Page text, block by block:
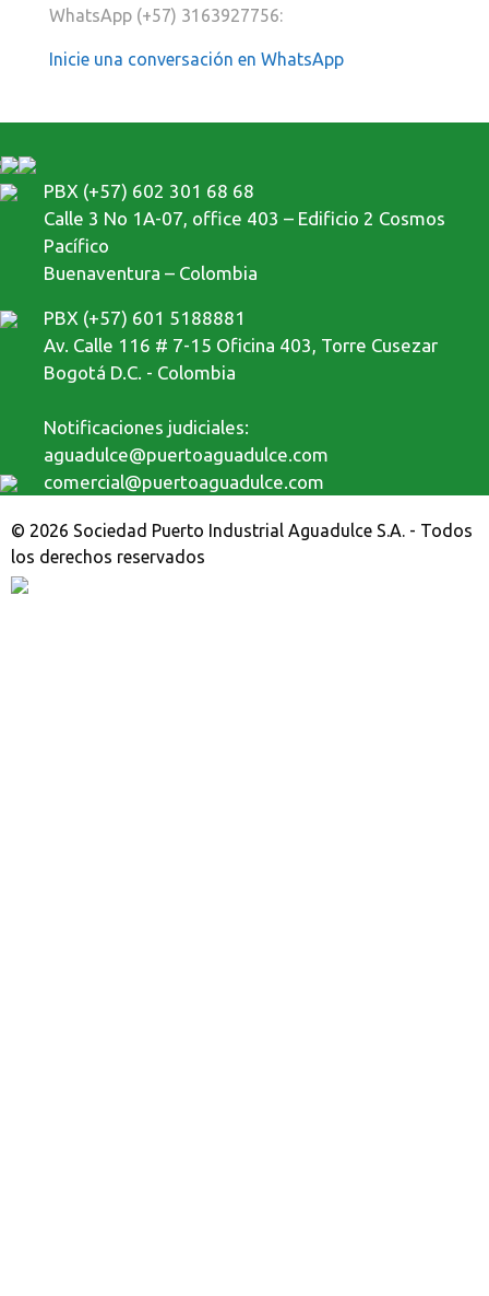
WhatsApp (+57) 3163927756:
Inicie una conversación en WhatsApp
PBX (+57) 602 301 68 68
Calle 3 No 1A-07, office 403 – Edificio 2 Cosmos
Pacífico
Buenaventura – Colombia
PBX (+57) 601 5188881
Av. Calle 116 # 7-15 Oficina 403, Torre Cusezar
Bogotá D.C. - Colombia
Notificaciones judiciales:
aguadulce@puertoaguadulce.com
comercial@puertoaguadulce.com
© 2026 Sociedad Puerto Industrial Aguadulce S.A. - Todos
los derechos reservados